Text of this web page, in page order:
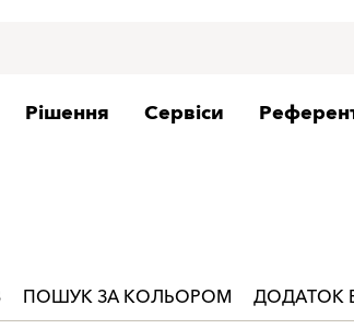
Рішення Сервіси
ПОШУК ЗА КОЛЬОРОМ ДОДАТОК